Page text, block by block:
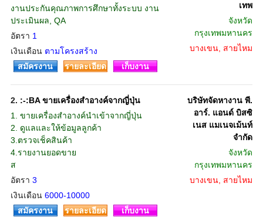
งานประกันคุณภาพการศึกษาทั้งระบบ งาน
ประเมินผล, QA
อัตรา 1
เงินเดือน ตามโครงสร้าง
เทพ
จังหวัด
กรุงเทพมหานคร
บางเขน, สายไหม
สมัครงาน
รายละเอียด เก็บงาน
2. :-:BA ขายเครื่องสำอางค์จากญี่ปุ่น
1. ขายเครื่องสำอางค์นำเข้าจากญี่ปุ่น
2. ดูแลและให้ข้อมูลลูกค้า
3.ตรวจเช็คสินค้า
4.รายงานยอดขาย
ส
อัตรา 3
เงินเดือน 6000-10000
บริษัทจัดหางาน พี.
อาร์. แอนด์ บิสซิ
เนส แมเนจเม้นท์
จำกัด
จังหวัด
กรุงเทพมหานคร
บางเขน, สายไหม
สมัครงาน รายละเอียด เก็บงาน